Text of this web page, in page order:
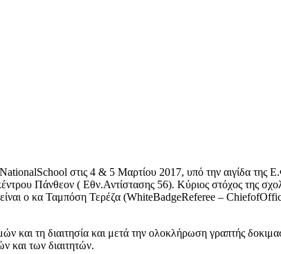
στις 4 & 5 Μαρτίου 2017, υπό την αιγίδα της
Πάνθεον ( Εθν.Αντίστασης 56). Κύριος στόχος της
ο κα Ταμπόση Τερέζα (WhiteBadgeReferee –
και τη διαιτησία και μετά την ολοκλήρωση γραπτής
και των διαιτητών.